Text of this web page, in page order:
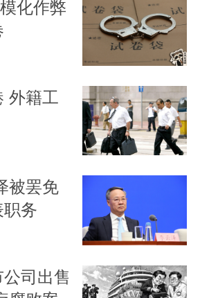
化作弊
外籍工
被罢免
务
公司出售